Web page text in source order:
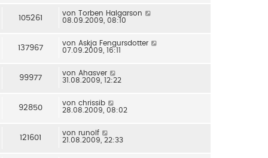
105261
von Torben Halgarson
08.09.2009, 08:10
137967
von Askja Fengursdotter
07.09.2009, 16:11
99977
von Ahasver
31.08.2009, 12:22
92850
von chrissib
28.08.2009, 08:02
121601
von runolf
21.08.2009, 22:33